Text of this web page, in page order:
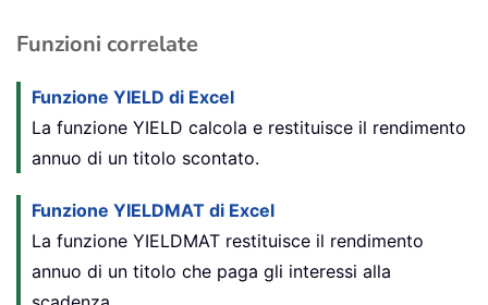
Funzioni correlate
Funzione YIELD di Excel
La funzione YIELD calcola e restituisce il rendimento
annuo di un titolo scontato.
Funzione YIELDMAT di Excel
La funzione YIELDMAT restituisce il rendimento
annuo di un titolo che paga gli interessi alla